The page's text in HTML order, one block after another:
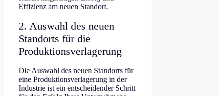
Effizienz am neuen Standort.
2. Auswahl des neuen
Standorts für die
Produktionsverlagerung
Die Auswahl des neuen Standorts für
eine Produktionsverlagerung in der
Industrie ist ein entscheidender Schritt